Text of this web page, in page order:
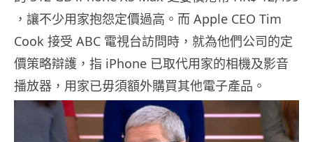
，讓不少用家抱怨定價過高。而 Apple CEO Tim
Cook 接受 ABC 電視台訪問時，就為他們公司的定
價策略辯護，指 iPhone 已取代用家的相機及影音
播放器，用家已毋須額外購買其他電子產品。